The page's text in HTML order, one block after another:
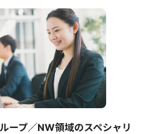
ープ／NW領域のスペシャリ